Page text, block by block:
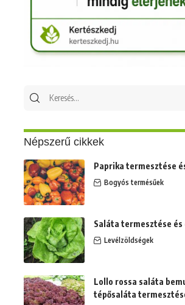
Keresés
Népszerű cikkek
Paprika termesztése
Bogyós termésűek
Saláta termesztése és
Levélzöldségek
Lollo rossa saláta
tépősaláta